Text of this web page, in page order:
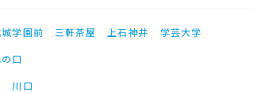
城学園前 三軒茶屋 上石神井
学芸大学
口
川口